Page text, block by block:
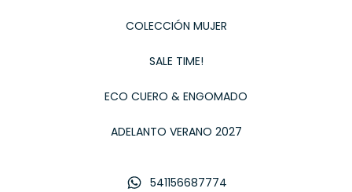
COLECCIÓN MUJER
SALE TIME!
ECO CUERO & ENGOMADO
ADELANTO VERANO 2027
541156687774